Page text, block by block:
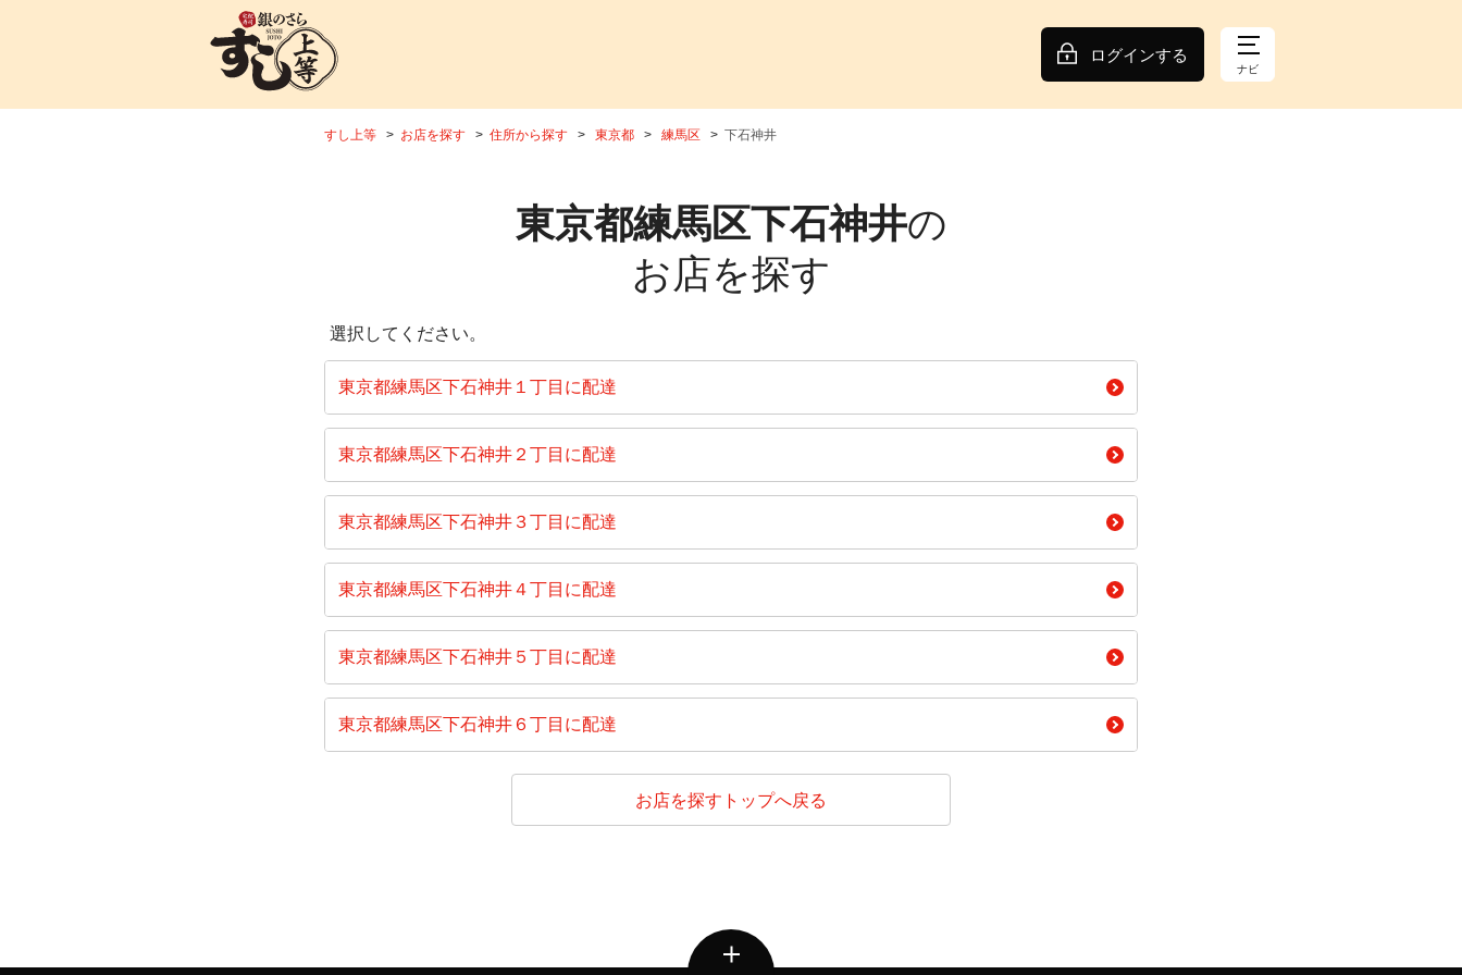
ログインする
ナビ
すし上等 お店を探す 住所から探す 東京都 練馬区 下石神井
東京都練馬区下石神井の
お店を探す
選択してください。
東京都練馬区下石神井１丁目に配達
東京都練馬区下石神井２丁目に配達
東京都練馬区下石神井３丁目に配達
東京都練馬区下石神井４丁目に配達
東京都練馬区下石神井５丁目に配達
東京都練馬区下石神井６丁目に配達
お店を探すトップへ戻る